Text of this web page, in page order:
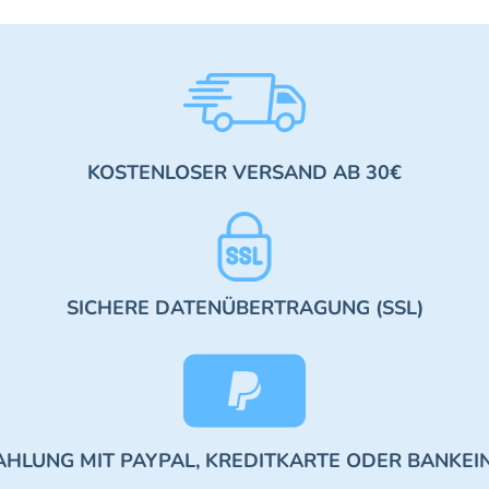
KOSTENLOSER VERSAND AB 30€
SICHERE DATENÜBERTRAGUNG (SSL)
MIT PAYPAL, KREDITKARTE ODER